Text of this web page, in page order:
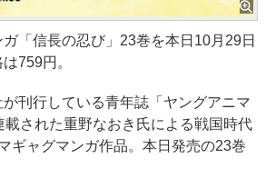
「信長の忍び」23巻を本日10月29日
759円。
刊行している青年誌「ヤングアニマ
載された重野なおき氏による戦国時代
ギャグマンガ作品。本日発売の23巻